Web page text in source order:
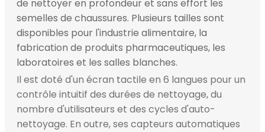
de nettoyer en profondeur et sans effort les
semelles de chaussures. Plusieurs tailles sont
disponibles pour l'industrie alimentaire, la
fabrication de produits pharmaceutiques, les
laboratoires et les salles blanches.
Il est doté d'un écran tactile en 6 langues pour un
contrôle intuitif des durées de nettoyage, du
nombre d'utilisateurs et des cycles d'auto-
nettoyage. En outre, ses capteurs automatiques